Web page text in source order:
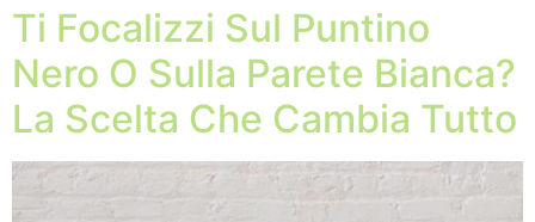
Ti Focalizzi Sul Puntino
Nero O Sulla Parete Bianca?
La Scelta Che Cambia Tutto